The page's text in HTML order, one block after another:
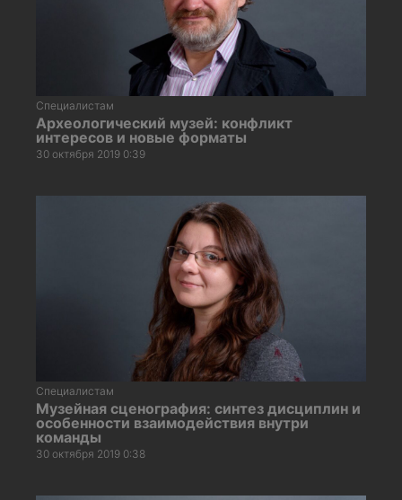
Специалистам
Археологический музей: конфликт
интересов и новые форматы
30 октября 2019 0:39
Специалистам
Музейная сценография: синтез дисциплин и
особенности взаимодействия внутри
команды
30 октября 2019 0:38